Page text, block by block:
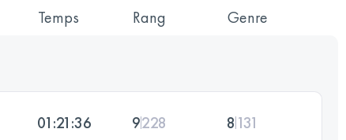
Temps Rang Genre
01:21:36 9228 8 131